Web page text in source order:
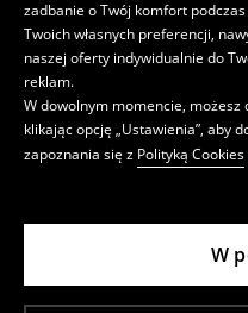
zadbanie o Twój komfort
Twoich własnych preferencji,
naszej oferty indywidualnie do
reklam.
W dowolnym momencie,
klikając opcję „Ustawienia”, aby
zapoznania się z Polityką Cookies
W